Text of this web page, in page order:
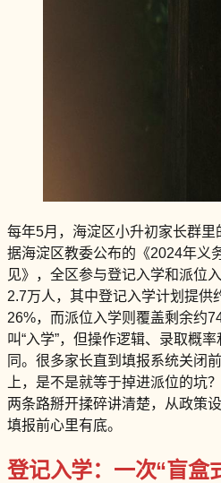
每年5月，海淀区小升初家长群
据海淀区教委公布的《2024年义
见》，全区参与登记入学和派位
2.7万人，其中登记入学计划提供
26%，而派位入学则覆盖剩余约
叫“入学”，但操作逻辑、录取概
同。很多家长直到填报系统关闭
上，是不是就等于掉进派位的坑
两条路掰开揉碎讲清楚，从政策
填报前心里有底。
登记入学：一次“盲盒